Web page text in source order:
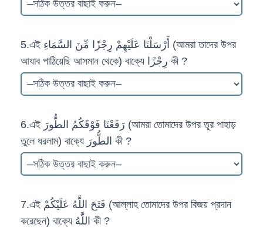
5.এই أَرْسَلْنَا عَلَيْهِمْ رِجْزًا مِّنَ السَّمَاءِ (আমরা তাদের উপর
আযাব পাঠিয়েছি আসমান থেকে) বাক্যে رِجْزًا কী ?
6.এই رَفَعْنَا فَوْقَكُمُ الطُّورَ (আমরা তোমাদের উপর তূর পাহাড়
তুলে ধরলাম) বাক্যে الطُّورَ কী ?
7.এই فَتَحَ اللَّهُ عَلَيْكُمْ (আল্লাহ তোমাদের উপর বিজয় প্রদান
করেছেন) বাক্যে اللَّهُ কী ?